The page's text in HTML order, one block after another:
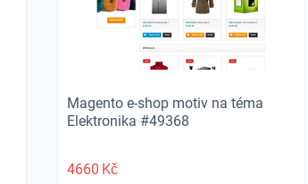
Magento e-shop motiv na téma
Elektronika #49368
4660 Kč